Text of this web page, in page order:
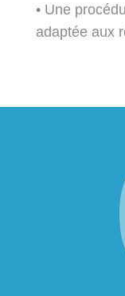
• Une
adaptée aux